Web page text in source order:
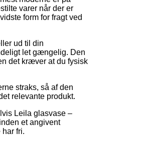
varer når der er
form for fragt ved
ud til din
let gængelig. Den
det kræver at du fysisk
straks, så af den
relevante produkt.
Leila glasvase –
et angivent
fri.